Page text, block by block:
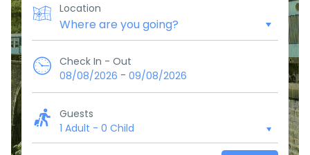
Location
Check In - Out
08/08/2026 - 09/08/2026
Guests
1 Adult - 0 Child